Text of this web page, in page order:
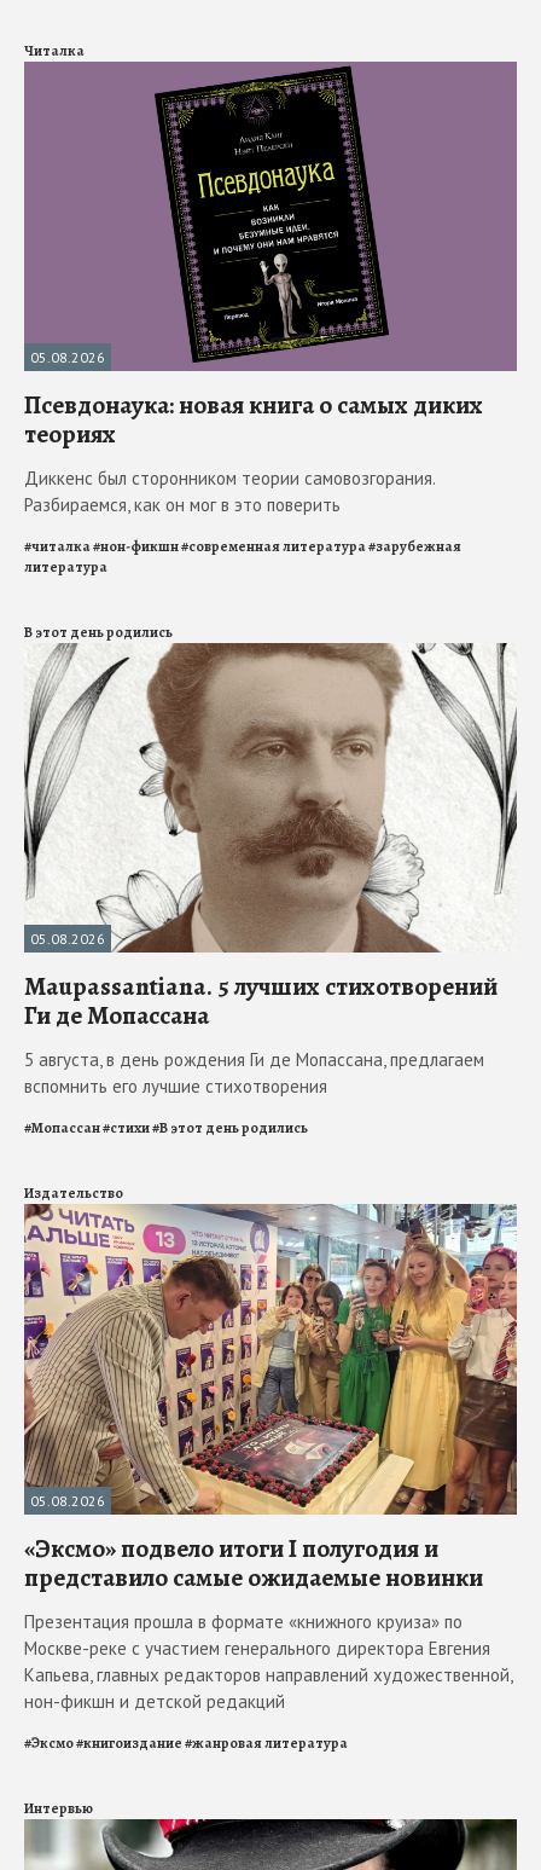
Читалка
05.08.2026
Псевдонаука: новая книга о самых диких
теориях
Диккенс был сторонником теории самовозгорания.
Разбираемся, как он мог в это поверить
#читалка#нон-фикшн#современная литература#зарубежная
литература
В этот день родились
05.08.2026
Maupassantiana. 5 лучших стихотворений
Ги де Мопассана
5 августа, в день рождения Ги де Мопассана, предлагаем
вспомнить его лучшие стихотворения
#Мопассан#стихи#В этот день родились
Издательство
05.08.2026
«Эксмо» подвело итоги I полугодия и
представило самые ожидаемые новинки
Презентация прошла в формате «книжного круиза» по
Москве-реке с участием генерального директора Евгения
Капьева, главных редакторов направлений художественной,
нон-фикшн и детской редакций
#Эксмо#книгоиздание#жанровая литература
Интервью